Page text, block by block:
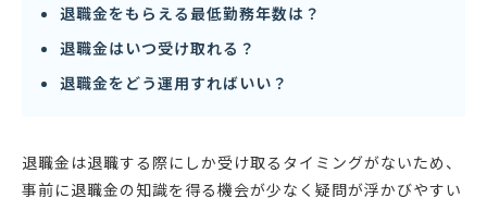
退職金をもらえる最低勤務年数は？
退職金はいつ受け取れる？
退職金をどう運用すればいい？
退職金は退職する際にしか受け取るタイミングがないため、
事前に退職金の知識を得る機会が少なく疑問が浮かびやすい